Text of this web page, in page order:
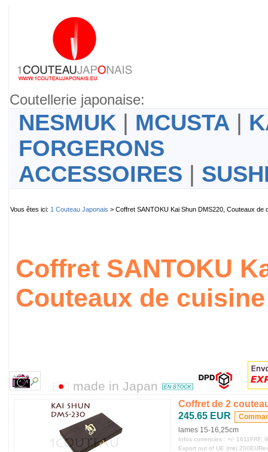
Coutellerie japonaise:
NESMUK MCUSTA
FORGERONS
ACCESSOIRES
Vous êtes ici: 1 Couteau Japonais > Coffret SANTOKU Kai Shun DMS220, Couteaux
Coffret SANTOKU
Couteaux de
made in Japan
Coffret de 2
245.65 EUR
lames 15-16,25cm
Infos currencies : +/- 1611FRF,
Export out of UE